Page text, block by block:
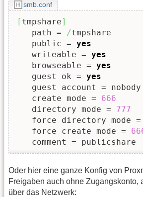
smb.conf
[ tmpshare]
   path =
/tmpshare
   public =
yes
   writeable =
yes
   browseable =
yes
   guest ok =
yes
   guest account = nobody
   create mode =
666
   directory mode =
777
   force directory mode =
   force create mode =
   comment = publicshare
Oder hier eine ganze Konfig von
Freigaben auch ohne Zugangskonto,
über das Netzwerk: